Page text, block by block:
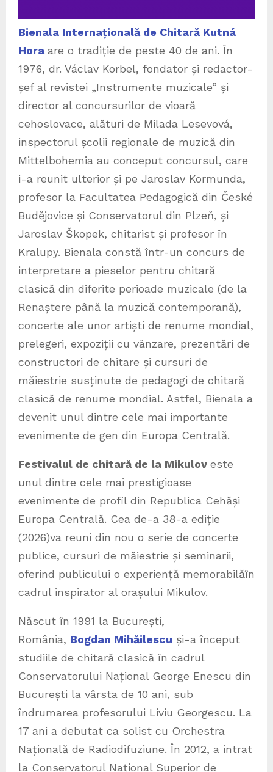
Bienala Internațională de Chitară Kutná
Hora are o tradiție de peste 40 de ani. În
1976, dr. Václav Korbel, fondator și redactor-
șef al revistei „Instrumente muzicale” și
director al concursurilor de vioară
cehoslovace, alături de Milada Lesevová,
inspectorul școlii regionale de muzică din
Mittelbohemia au conceput concursul, care
i-a reunit ulterior și pe Jaroslav Kormunda,
profesor la Facultatea Pedagogică din České
Budějovice și Conservatorul din Plzeň, și
Jaroslav Škopek, chitarist și profesor în
Kralupy. Bienala constă într-un concurs de
interpretare a pieselor pentru chitară
clasică din diferite perioade muzicale (de la
Renaștere până la muzică contemporană),
concerte ale unor artiști de renume mondial,
prelegeri, expoziții cu vânzare, prezentări de
constructori de chitare și cursuri de
măiestrie susținute de pedagogi de chitară
clasică de renume mondial. Astfel, Bienala a
devenit unul dintre cele mai importante
evenimente de gen din Europa Centrală.
Festivalul de chitară de la Mikulov este
unul dintre cele mai prestigioase
evenimente de profil din Republica Cehăși
Europa Centrală. Cea de-a 38-a ediție
(2026)va reuni din nou o serie de concerte
publice, cursuri de măiestrie și seminarii,
oferind publicului o experiență memorabilăîn
cadrul inspirator al orașului Mikulov.
Născut în 1991 la București,
România, Bogdan Mihăilescu și-a început
studiile de chitară clasică în cadrul
Conservatorului Național George Enescu din
București la vârsta de 10 ani, sub
îndrumarea profesorului Liviu Georgescu. La
17 ani a debutat ca solist cu Orchestra
Națională de Radiodifuziune. În 2012, a intrat
la Conservatorul Național Superior de